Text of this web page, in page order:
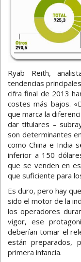
Ryab Reith,
tendencias
cifra final de 2013
costes más bajos.
que marca la
dar titulares –
son determinantes
como China e India
inferior a 150
que se venden en
que suficiente para
Es duro, pero hay
sido el motor de la
los operadores
vigor, ese
deberían tomar el
están preparados,
primera infancia.